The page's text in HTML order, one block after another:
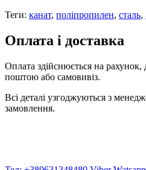
Теги: канат, поліпропилен, сталь,
Оплата і доставка
Оплата здійснюється на
поштою або самовивіз.
Всі деталі узгоджуються з
замовлення.